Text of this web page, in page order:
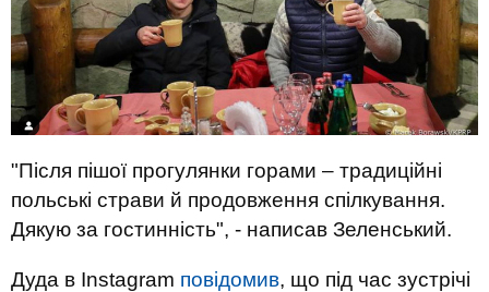
"Після пішої прогулянки горами – традиційні
польські страви й продовження спілкування.
Дякую за гостинність", - написав Зеленський.
Дуда в Instagram повідомив, що під час зустрічі